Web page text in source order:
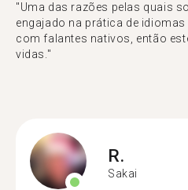
"Uma das razões pelas quais
engajado na prática de
com falantes nativos, então
vidas."
R.
Sakai